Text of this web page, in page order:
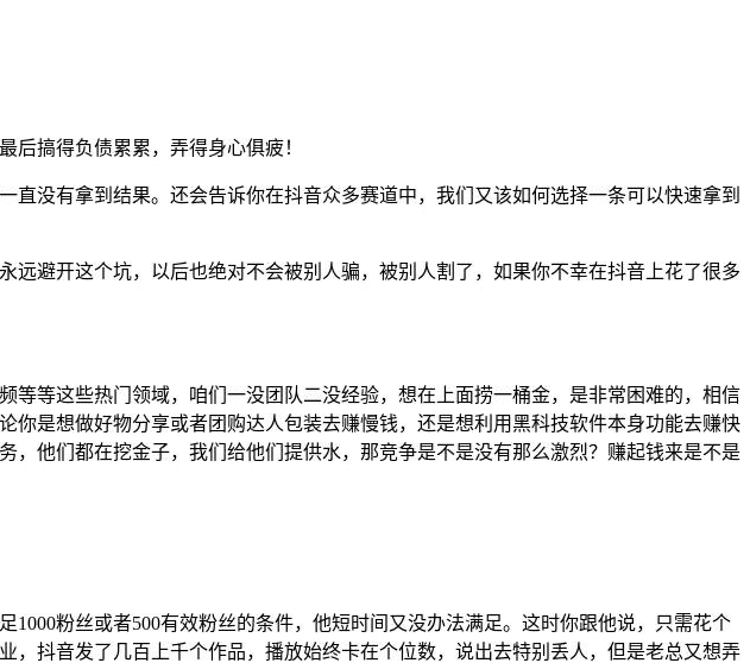
后搞得负债累累，弄得身心俱疲！
没有拿到结果。还会告诉你在抖音众多赛道中，我们又该如何选择一条可以快速拿到
避开这个坑，以后也绝对不会被别人骗，被别人割了，如果你不幸在抖音上花了很多
等这些热门领域，咱们一没团队二没经验，想在上面捞一桶金，是非常困难的，相信
是想做好物分享或者团购达人包装去赚慢钱，还是想利用黑科技软件本身功能去赚快
他们都在挖金子，我们给他们提供水，那竞争是不是没有那么激烈？赚起钱来是不是
粉丝或者500有效粉丝的条件，他短时间又没办法满足。这时你跟他说，只需花个
抖音发了几百上千个作品，播放始终卡在个位数，说出去特别丢人，但是老总又想弄